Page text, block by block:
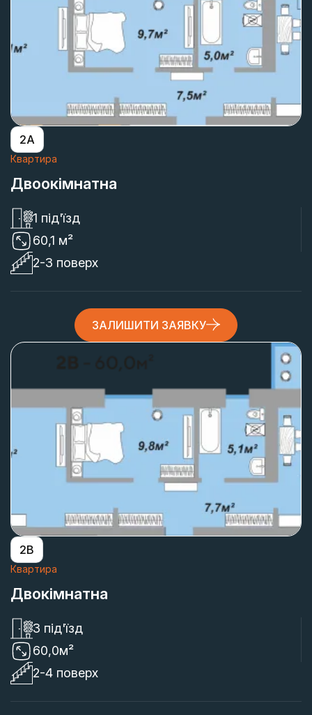
2А
Квартира
Двоокімнатна
1 під'їзд
60,1 м²
2-3 поверх
ЗАЛИШИТИ ЗАЯВКУ
2В
Квартира
Двокімнатна
3 під'їзд
60,0м²
2-4 поверх